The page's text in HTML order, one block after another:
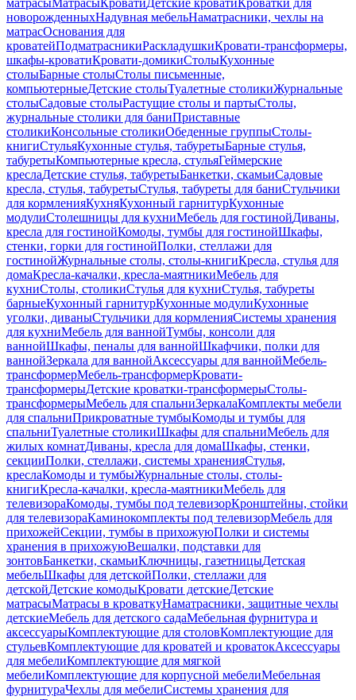
матрасыМатрасыКроватиДетские кроватиКроватки для
новорожденныхНадувная мебельНаматрасники, чехлы на
матрасОснования для
кроватейПодматрасникиРаскладушкиКровати-трансформеры,
шкафы-кроватиКровати-домикиСтолыКухонные
столыБарные столыСтолы письменные,
компьютерныеДетские столыТуалетные столикиЖурнальные
столыСадовые столыРастущие столы и партыСтолы,
журнальные столики для баниПриставные
столикиКонсольные столикиОбеденные группыСтолы-
книгиСтульяКухонные стулья, табуретыБарные стулья,
табуретыКомпьютерные кресла, стульяГеймерские
креслаДетские стулья, табуретыБанкетки, скамьиСадовые
кресла, стулья, табуретыСтулья, табуреты для баниСтульчики
для кормленияКухняКухонный гарнитурКухонные
модулиСтолешницы для кухниМебель для гостинойДиваны,
кресла для гостинойКомоды, тумбы для гостинойШкафы,
стенки, горки для гостинойПолки, стеллажи для
гостинойЖурнальные столы, столы-книгиКресла, стулья для
домаКресла-качалки, кресла-маятникиМебель для
кухниСтолы, столикиСтулья для кухниСтулья, табуреты
барныеКухонный гарнитурКухонные модулиКухонные
уголки, диваныСтульчики для кормленияСистемы хранения
для кухниМебель для ваннойТумбы, консоли для
ваннойШкафы, пеналы для ваннойШкафчики, полки для
ваннойЗеркала для ваннойАксессуары для ваннойМебель-
трансформерМебель-трансформерКровати-
трансформерыДетские кроватки-трансформерыСтолы-
трансформерыМебель для спальниЗеркалаКомплекты мебели
для спальниПрикроватные тумбыКомоды и тумбы для
спальниТуалетные столикиШкафы для спальниМебель для
жилых комнатДиваны, кресла для домаШкафы, стенки,
секцииПолки, стеллажи, системы храненияСтулья,
креслаКомоды и тумбыЖурнальные столы, столы-
книгиКресла-качалки, кресла-маятникиМебель для
телевизораКомоды, тумбы под телевизорКронштейны, стойки
для телевизораКаминокомплекты под телевизорМебель для
прихожейСекции, тумбы в прихожуюПолки и системы
хранения в прихожуюВешалки, подставки для
зонтовБанкетки, скамьиКлючницы, газетницыДетская
мебельШкафы для детскойПолки, стеллажи для
детскойДетские комодыКровати детскиеДетские
матрасыМатрасы в кроваткуНаматрасники, защитные чехлы
детскиеМебель для детского садаМебельная фурнитура и
аксессуарыКомплектующие для столовКомплектующие для
стульевКомплектующие для кроватей и кроватокАксессуары
для мебелиКомплектующие для мягкой
мебелиКомплектующие для корпусной мебелиМебельная
фурнитураЧехлы для мебелиСистемы хранения для